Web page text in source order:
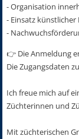
- Organisation
- Einsatz künstlicher
-
👉 Die Anmeldung
Die Zugangsdaten
Ich freue mich auf
Züchterinnen und
Mit züchterischen